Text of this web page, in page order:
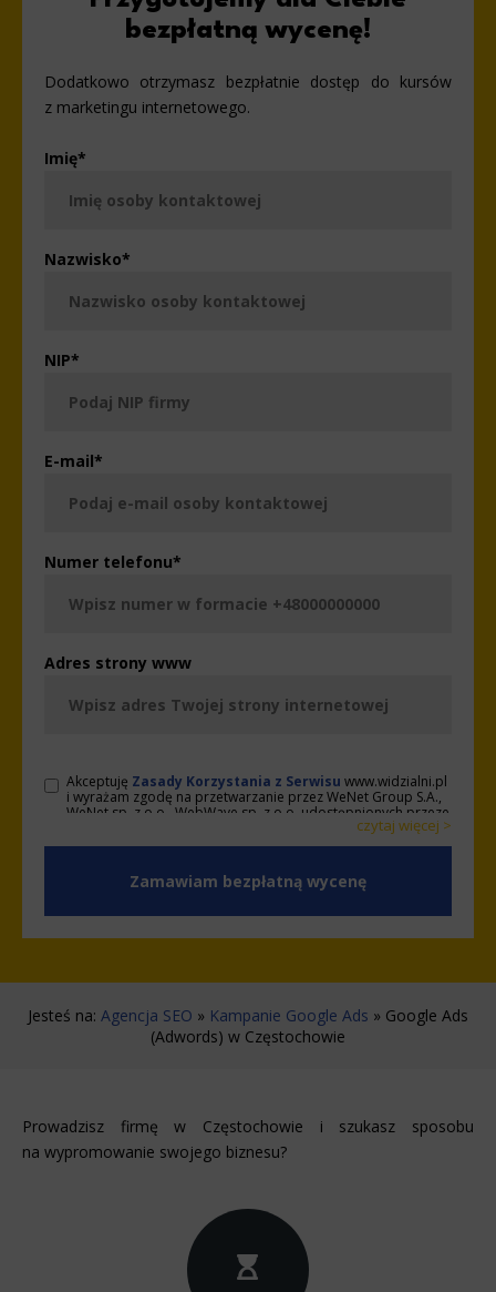
bezpłatną wycenę!
Dodatkowo otrzymasz bezpłatnie dostęp do kursów
z marketingu internetowego.
Imię*
Nazwisko*
NIP*
E-mail*
Numer telefonu*
Adres strony www
Akceptuję Zasady Korzystania z Serwisu www.widzialni.pl
i wyrażam zgodę na przetwarzanie przez WeNet Group S.A.,
WeNet sp. z o.o., WebWave sp. z o.o. udostępnionych przeze
mnie danych osobowych na warunkach opisanych w
Zasadach. Oświadczam, że są mi znane cele przetwarzania
wyrażam zgodę na wykonywanie przez WeNet Group S.A.,
WeNet sp. z o.o., WebWave sp. z o.o. działań w zakresie
telekomunikacyjne, w tym w szczególności telefony lub
komputery, których jestem użytkownikiem końcowym oraz
za pomocą środków komunikacji elektronicznej, także przy
niniejszym formularzu: adres poczty elektronicznej lub numer
telefonu. Przyjmuję do wiadomości, że zgoda udzielona
WeNet Group S.A., WeNet sp. z o.o., WebWave sp. z o.o. w
przetwarzania, którego dokonano na podstawie zgody
przed jej cofnięciem.
*
czytaj więcej >
< zwiń
Jesteś na: Agencja SEO » Kampanie Google Ads » Google Ads
(Adwords) w Częstochowie
Prowadzisz firmę w Częstochowie i szukasz sposobu
na wypromowanie swojego biznesu?